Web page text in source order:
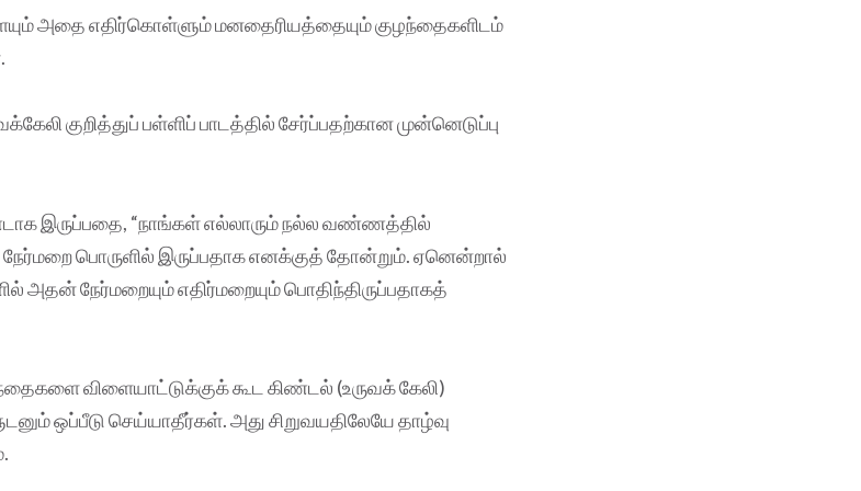
அதை எதிர்கொள்ளும் மனதைரியத்தையும் குழந்தைகளிடம்
குறித்துப் பள்ளிப் பாடத்தில் சேர்ப்பதற்கான முன்னெடுப்பு
இருப்பதை, “நாங்கள் எல்லாரும் நல்ல வண்ணத்தில்
பொருளில் இருப்பதாக எனக்குத் தோன்றும். ஏனென்றால்
நேர்மறையும் எதிர்மறையும் பொதிந்திருப்பதாகத்
விளையாட்டுக்குக் கூட கிண்டல் (உருவக் கேலி)
ஒப்பீடு செய்யாதீர்கள். அது சிறுவயதிலேயே தாழ்வு